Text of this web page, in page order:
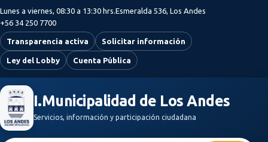
Saltar al contenido principal
Lunes a viernes, 08:30 a 13:30 hrs.Esmeralda 536, Los Andes
+56 34 250 7700
Transparencia activa Solicitar información
Ley del Lobby Cuenta Pública
I.Municipalidad de Los Andes
Servicios, información y participación ciudadana